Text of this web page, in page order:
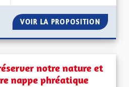
VOIR LA PROPOSITION
notre nature et
nappe phréatique